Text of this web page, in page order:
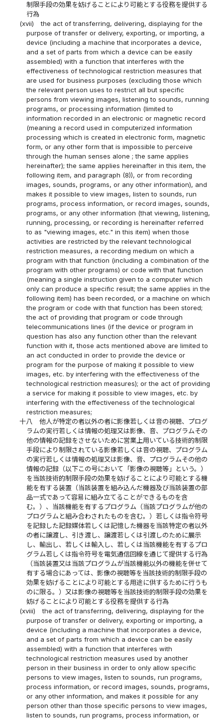
制限手段の効果を妨げることにより可能とする役務を提供する
行為
(xvii)
the act of transferring, delivering, displaying for the
purpose of transfer or delivery, exporting, or importing, a
device (including a machine that incorporates a device,
and a set of parts from which a device can be easily
assembled) with a function that interferes with the
effectiveness of technological restriction measures that
are used for business purposes (excluding those which
the relevant person uses to restrict all but specific
persons from viewing images, listening to sounds, running
programs, or processing information (limited to
information recorded in an electronic or magnetic record
(meaning a record used in computerized information
processing which is created in electronic form, magnetic
form, or any other form that is impossible to perceive
through the human senses alone ; the same applies
hereinafter); the same applies hereinafter in this item, the
following item, and paragraph (8)), or from recording
images, sounds, programs, or any other information), and
makes it possible to view images, listen to sounds, run
programs, process information, or record images, sounds,
programs, or any other information (that viewing, listening,
running, processing, or recording is hereinafter referred
to as "viewing images, etc." in this item) when those
activities are restricted by the relevant technological
restriction measures, a recording medium on which a
program with that function (including a combination of the
program with other programs) or code with that function
(meaning a single instruction given to a computer which
only can produce a specific result; the same applies in the
following item) has been recorded, or a machine on which
the program or code with that function has been stored;
the act of providing that program or code through
telecommunications lines (if the device or program in
question has also any function other than the relevant
function with it, those acts mentioned above are limited to
an act conducted in order to provide the device or
program for the purpose of making it possible to view
images, etc. by interfering with the effectiveness of the
technological restriction measures); or the act of providing
a service for making it possible to view images, etc. by
interfering with the effectiveness of the technological
restriction measures;
十八
他人が特定の者以外の者に影像若しくは音の視聴、プログ
ラムの実行若しくは情報の処理又は影像、音、プログラムその
他の情報の記録をさせないために営業上用いている技術的制限
手段により制限されている影像若しくは音の視聴、プログラム
の実行若しくは情報の処理又は影像、音、プログラムその他の
情報の記録（以下この号において「影像の視聴等」という。）
を当該技術的制限手段の効果を妨げることにより可能とする機
能を有する装置（当該装置を組み込んだ機器及び当該装置の部
品一式であって容易に組み立てることができるものを含
む。）、当該機能を有するプログラム（当該プログラムが他の
プログラムと組み合わされたものを含む。）若しくは指令符号
を記録した記録媒体若しくは記憶した機器を当該特定の者以外
の者に譲渡し、引き渡し、譲渡若しくは引渡しのために展示
し、輸出し、若しくは輸入し、若しくは当該機能を有するプロ
グラム若しくは指令符号を電気通信回線を通じて提供する行為
（当該装置又は当該プログラムが当該機能以外の機能を併せて
有する場合にあっては、影像の視聴等を当該技術的制限手段の
効果を妨げることにより可能とする用途に供するために行うも
のに限る。）又は影像の視聴等を当該技術的制限手段の効果を
妨げることにより可能とする役務を提供する行為
(xviii)
the act of transferring, delivering, displaying for the
purpose of transfer or delivery, exporting or importing, a
device (including a machine that incorporates a device,
and a set of parts from which a device can be easily
assembled) with a function that interferes with
technological restriction measures used by another
person in their business in order to only allow specific
persons to view images, listen to sounds, run programs,
process information, or record images, sounds, programs,
or any other information, and makes it possible for any
person other than those specific persons to view images,
listen to sounds, run programs, process information, or